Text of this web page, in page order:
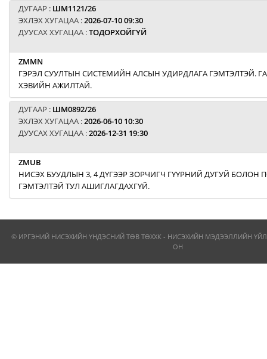
ДУГААР : ШМ1121/26
ЭХЛЭХ ХУГАЦАА :2026-07-10 09:30
ДУУСАХ ХУГАЦАА :ТОДОРХОЙГҮЙ
ZMMN
ГЭРЭЛ СУУЛТЫН СИСТЕМИЙН АЛСЫН УДИРДЛАГА ГЭМТЭЛТЭЙ.
ХЭВИЙН АЖИЛТАЙ.
ДУГААР : ШМ0892/26
ЭХЛЭХ ХУГАЦАА :2026-06-10 10:30
ДУУСАХ ХУГАЦАА :2026-12-31 19:30
ZMUB
НИСЭХ БУУДЛЫН 3, 4 ДҮГЭЭР ЗОРЧИГЧ ГҮҮРНИЙ ДУГУЙ БОЛОН
ГЭМТЭЛТЭЙ ТУЛ АШИГЛАГДАХГҮЙ.
© ИРГЭНИЙ НИСЭХИЙН ҮНДЭСНИЙ ТӨВ ТӨХХК - НИСЭХИЙН МЭДЭЭЛЛИЙН
ОН